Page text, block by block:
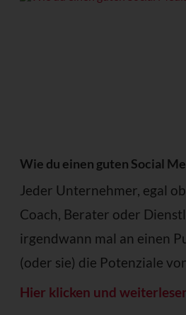
Wie du einen guten Social
Jeder Unternehmer, egal
Coach, Berater oder
irgendwann mal an einen
(oder sie) die Potenziale
Hier klicken und